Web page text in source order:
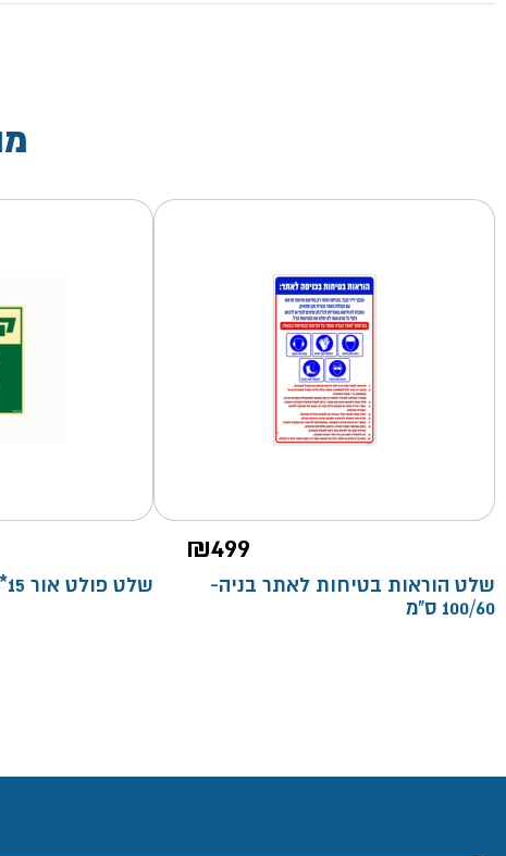
₪499
שלט הוראות בטיחות לאתר בניה-
100/60 ס"מ
שלט פולט אור 15*20- קומה 3